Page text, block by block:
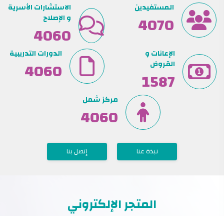
المستفيدين
5210
الاستشارات الأسرية
و الإصلاح
5210
الإعانات و
القروض
1587
الدورات التدريبية
5200
مركز شمل
5200
نبذة عنا إتصل بنا
المتجر الإلكتروني